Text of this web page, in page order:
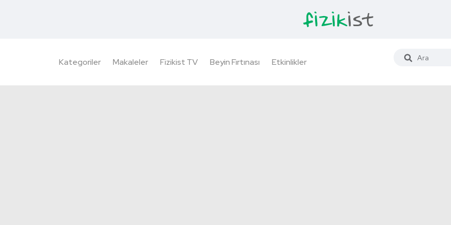
Kategoriler Makaleler Fizikist TV Beyin Fırtınası Etkinlikler